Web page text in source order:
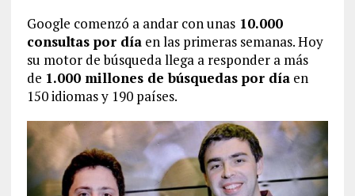
Google comenzó a andar con unas10.000
consultas por díaen las primeras semanas. Hoy
su motor de búsqueda llega a responder a más
de 1.000 millones de búsquedas por díaen
150 idiomas y 190 países.